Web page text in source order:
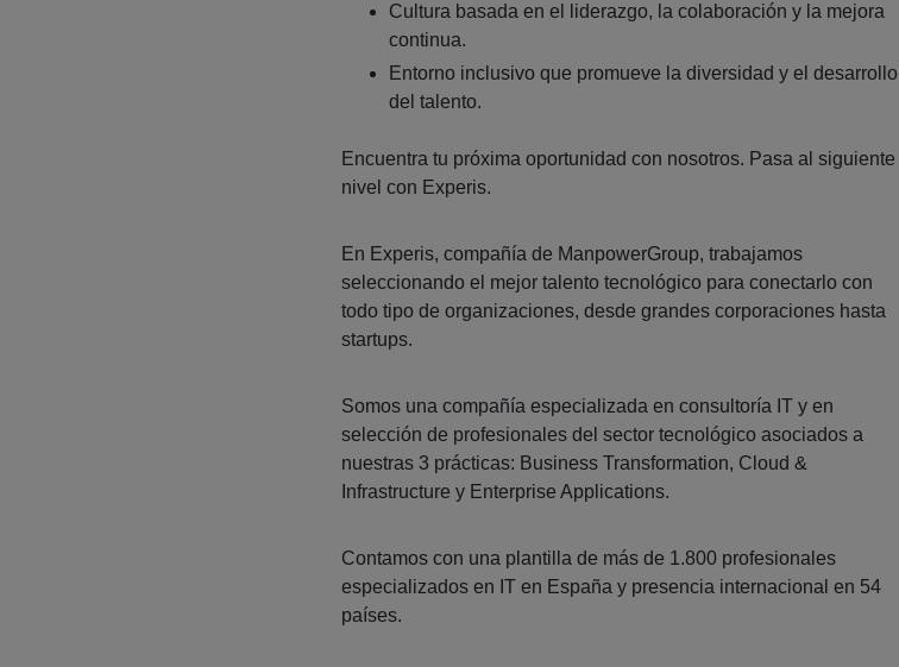
Cultura basada en el liderazgo, la colaboración y la mejora
continua.
Entorno inclusivo que promueve la diversidad y el desarrollo
del talento.
Encuentra tu próxima oportunidad con nosotros. Pasa al siguiente
nivel con Experis.
En Experis, compañía de ManpowerGroup, trabajamos
seleccionando el mejor talento tecnológico para conectarlo con
todo tipo de organizaciones, desde grandes corporaciones hasta
startups.
Somos una compañía especializada en consultoría IT y en
selección de profesionales del sector tecnológico asociados a
nuestras 3 prácticas: Business Transformation, Cloud &
Infrastructure y Enterprise Applications.
Contamos con una plantilla de más de 1.800 profesionales
especializados en IT en España y presencia internacional en 54
países.